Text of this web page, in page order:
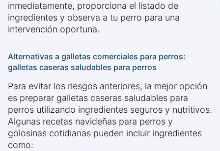
inmediatamente, proporciona el listado de
ingredientes y observa a tu perro para una
intervención oportuna.
Alternativas a galletas comerciales para perros:
galletas caseras saludables para perros
Para evitar los riesgos anteriores, la mejor opción
es preparar galletas caseras saludables para
perros utilizando ingredientes seguros y nutritivos.
Algunas recetas navideñas para perros y
golosinas cotidianas pueden incluir ingredientes
como: